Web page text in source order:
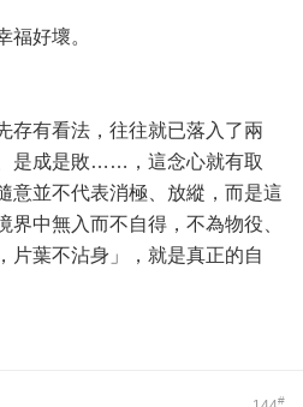
福好壞。
存有看法，往往就已落入了兩
是成是敗……，這念心就有取
意並不代表消極、放縱，而是這
中無入而不自得，不為物役、
片葉不沾身」，就是真正的自
#